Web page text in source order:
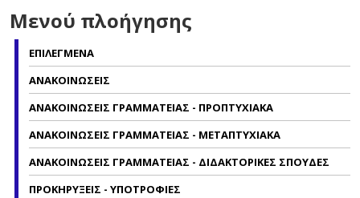
Μενού πλοήγησης
ΕΠΙΛΕΓΜΕΝΑ
ΑΝΑΚΟΙΝΩΣΕΙΣ
ΑΝΑΚΟΙΝΩΣΕΙΣ ΓΡΑΜΜΑΤΕΙΑΣ - ΠΡΟΠΤΥΧΙΑΚΑ
ΑΝΑΚΟΙΝΩΣΕΙΣ ΓΡΑΜΜΑΤΕΙΑΣ - ΜΕΤΑΠΤΥΧΙΑΚΑ
ΑΝΑΚΟΙΝΩΣΕΙΣ ΓΡΑΜΜΑΤΕΙΑΣ - ΔΙΔΑΚΤΟΡΙΚΕΣ ΣΠΟΥΔΕΣ
ΠΡΟΚΗΡΥΞΕΙΣ - ΥΠΟΤΡΟΦΙΕΣ